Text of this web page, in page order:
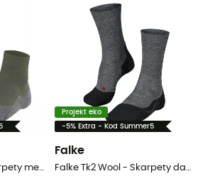
Falke Tk5 Short - Skarpety meskie
Projekt eko
-5% Extra - Kod Summer5
Falke
Falke Tk2 Wool - Skarpety damskie